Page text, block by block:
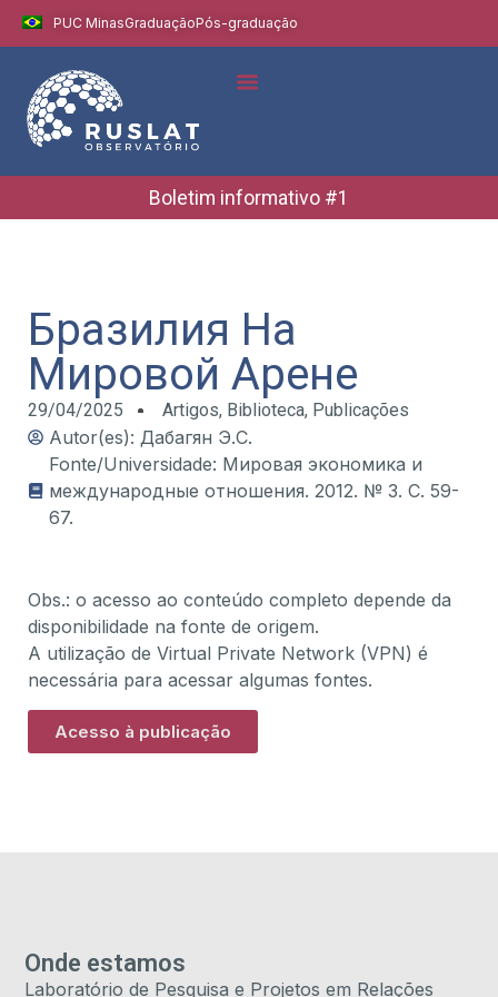
PUC MinasGraduaçãoPós-graduação
Boletim informativo #1
Бразилия На
Мировой Арене
29/04/2025 Artigos, Biblioteca, Publicações
Autor(es): Дабагян Э.С.
Fonte/Universidade: Мировая экономика и
международные отношения. 2012. № 3. С. 59-
67.
Obs.: o acesso ao conteúdo completo depende da
disponibilidade na fonte de origem.
A utilização de Virtual Private Network (VPN) é
necessária para acessar algumas fontes.
Acesso à publicação
Onde estamos
Laboratório de Pesquisa e Projetos em Relações